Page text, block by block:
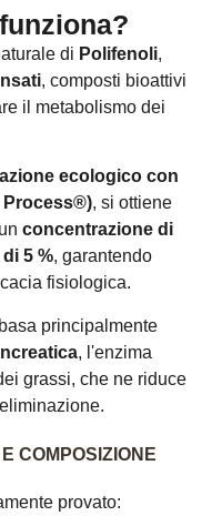
di Polifenoli,
, composti bioattivi
il metabolismo dei
ecologico con
Process®), si ottiene
concentrazione di
5 %, garantendo
fisiologica.
principalmente
, l'enzima
grassi, che ne riduce
COMPOSIZIONE
provato: